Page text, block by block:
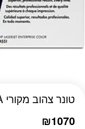
טונר צהוב מקורי HP 507A CE402A
₪1070